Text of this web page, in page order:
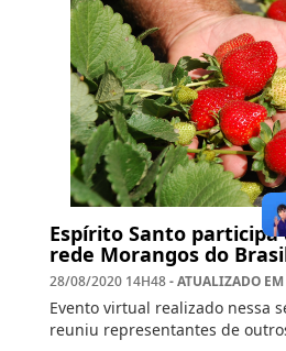
Espírito Santo participa
rede Morangos do
28/08/2020 14H48- ATUALIZADO EM
Evento virtual realizado nessa
reuniu representantes de